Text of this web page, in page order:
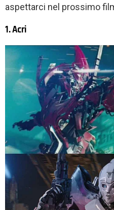
aspettarci nel prossimo
1. Acri